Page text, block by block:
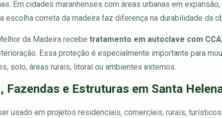
Em cidades maranhenses com áreas urbanas em
escolha correta da madeira faz diferença na durabilidade da
da Madeira recebe tratamento em autoclave com CCA
Essa proteção é especialmente importante para
solo, áreas rurais, litoral ou ambientes externos.
Fazendas e Estruturas em Santa
usado em projetos residenciais, comerciais, rurais,